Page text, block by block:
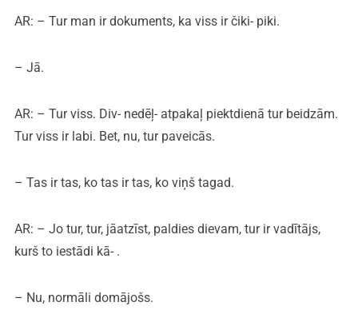
AR: – Tur man ir dokuments, ka viss ir čiki- piki.
– Jā.
AR: – Tur viss. Div- nedēļ- atpakaļ piektdienā tur beidzām.
Tur viss ir labi. Bet, nu, tur paveicās.
– Tas ir tas, ko tas ir tas, ko viņš tagad.
AR: – Jo tur, tur, jāatzīst, paldies dievam, tur ir vadītājs,
kurš to iestādi kā- .
– Nu, normāli domājošs.